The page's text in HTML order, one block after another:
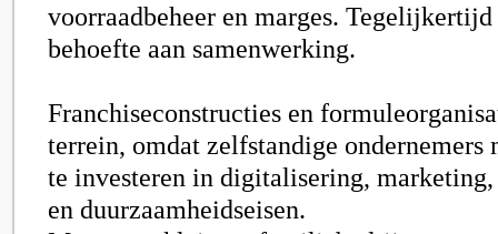
voorraadbeheer en marges.
behoefte aan samenwerking.
Franchiseconstructies en
terrein, omdat zelfstandige ondernemers
te investeren in digitalisering,
en duurzaamheidseisen.